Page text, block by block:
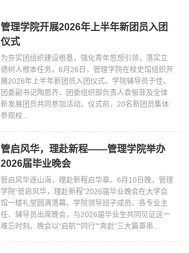
管理学院开展2026年上半年新团员入团
仪式
为夯实团组织建设根基，强化青年思想引领，落实立
德树人根本任务，6月26日，管理学院在校史馆组织开
展2026年上半年新团员入团仪式。学院辅导员于佳、
团委副书记陶思齐、团委组织部负责人袁俪菲及全体
新发展团员共同参加活动。仪式前，20名新团员集体
参观校...
管启风华，理赴新程——管理学院举办
2026届毕业晚会
管启风华逐山海，理赴新程启华章。6月10日晚，管理
学院“管启风华，理赴新程”2026届毕业晚会在大学会
馆一楼礼堂圆满落幕。学院领导班子成员、各专业主
任、辅导员出席晚会，与2026届毕业生共同见证这一
难忘时刻。晚会以“启航”“同行”“奔赴”三大篇章串...